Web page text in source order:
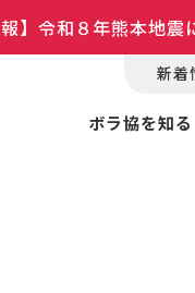
】令和８年熊本地
新着
ボラ協を知る